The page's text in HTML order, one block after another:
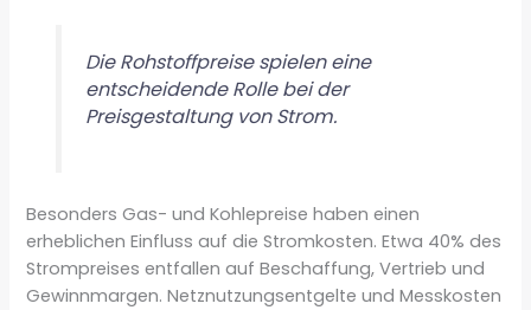
Die Rohstoffpreise spielen eine
entscheidende Rolle bei der
Preisgestaltung von Strom.
Besonders Gas- und Kohlepreise haben einen
erheblichen Einfluss auf die Stromkosten. Etwa 40% des
Strompreises entfallen auf Beschaffung, Vertrieb und
Gewinnmargen. Netznutzungsentgelte und Messkosten